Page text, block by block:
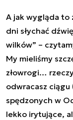
A jak wygląda to
dni słychać
wilków” –
My mieliśmy
złowrogi…
odwracasz
spędzonych w
lekko irytujące,